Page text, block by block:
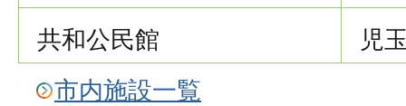
共和公民館
児
市内施設一覧